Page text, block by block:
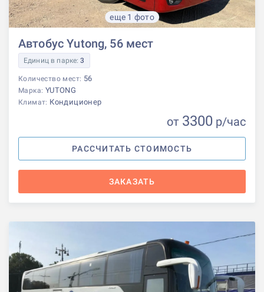
еще 1 фото
Автобус Yutong, 56 мест
Единиц в парке:3
Количество мест: 56
Марка: YUTONG
Климат: Кондиционер
от 3300 р/час
РАССЧИТАТЬ СТОИМОСТЬ
ЗАКАЗАТЬ